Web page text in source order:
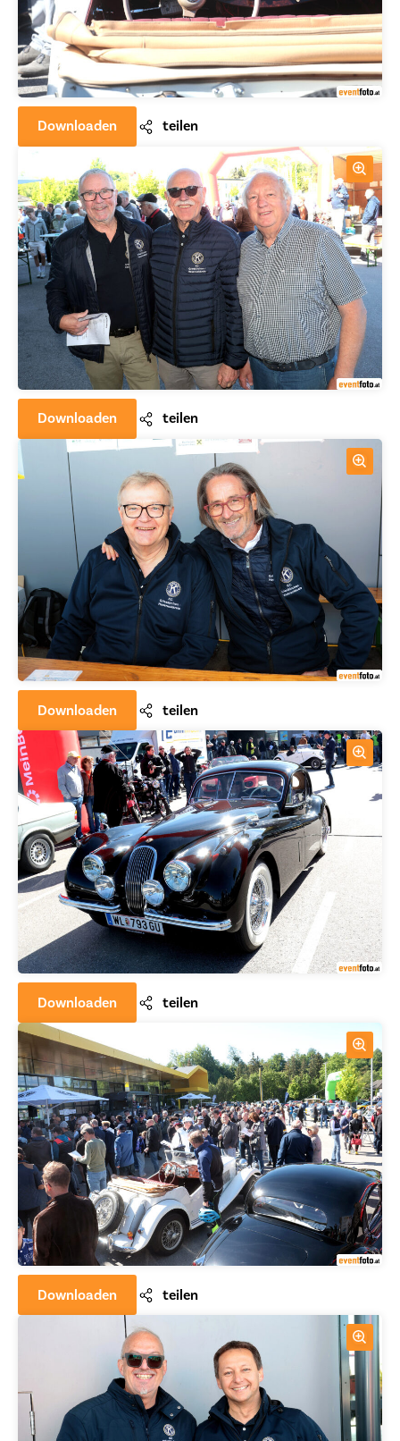
Downloaden teilen
Downloaden teilen
Downloaden teilen
Downloaden teilen
Downloaden teilen